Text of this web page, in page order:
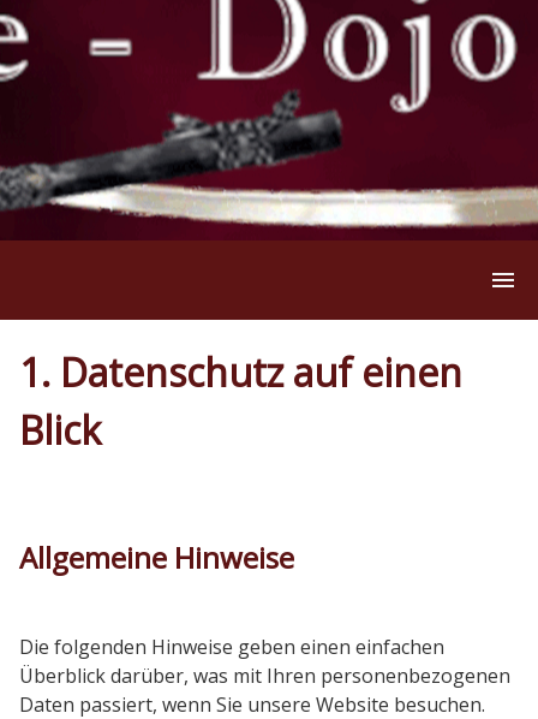
Aktuelles
Trainingszeiten
Kontakt
1. Datenschutz auf einen
Blick
Allgemeine Hinweise
Die folgenden Hinweise geben einen einfachen
Überblick darüber, was mit Ihren personenbezogenen
Daten passiert, wenn Sie unsere Website besuchen.